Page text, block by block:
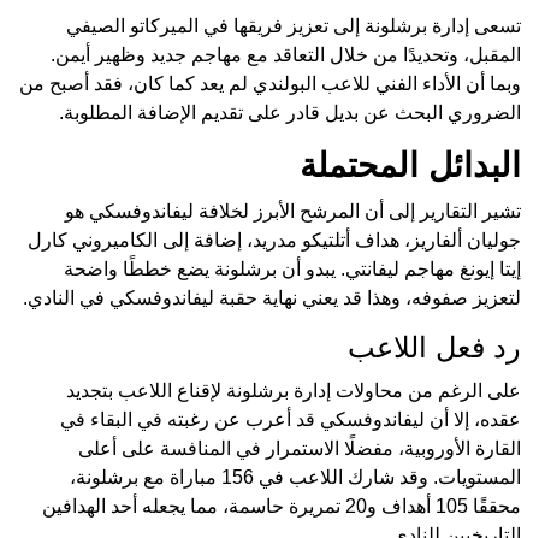
تسعى إدارة برشلونة إلى تعزيز فريقها في الميركاتو الصيفي
المقبل، وتحديدًا من خلال التعاقد مع مهاجم جديد وظهير أيمن.
وبما أن الأداء الفني للاعب البولندي لم يعد كما كان، فقد أصبح من
الضروري البحث عن بديل قادر على تقديم الإضافة المطلوبة.
البدائل المحتملة
تشير التقارير إلى أن المرشح الأبرز لخلافة ليفاندوفسكي هو
جوليان ألفاريز، هداف أتلتيكو مدريد، إضافة إلى الكاميروني كارل
إيتا إيونغ مهاجم ليفانتي. يبدو أن برشلونة يضع خططًا واضحة
لتعزيز صفوفه، وهذا قد يعني نهاية حقبة ليفاندوفسكي في النادي.
رد فعل اللاعب
على الرغم من محاولات إدارة برشلونة لإقناع اللاعب بتجديد
عقده، إلا أن ليفاندوفسكي قد أعرب عن رغبته في البقاء في
القارة الأوروبية، مفضلًا الاستمرار في المنافسة على أعلى
المستويات. وقد شارك اللاعب في 156 مباراة مع برشلونة،
محققًا 105 أهداف و20 تمريرة حاسمة، مما يجعله أحد الهدافين